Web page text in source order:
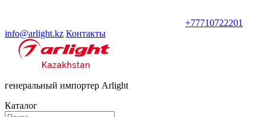
+77710722201
info@arlight.kz Контакты
генеральный импортер Arlight
Каталог